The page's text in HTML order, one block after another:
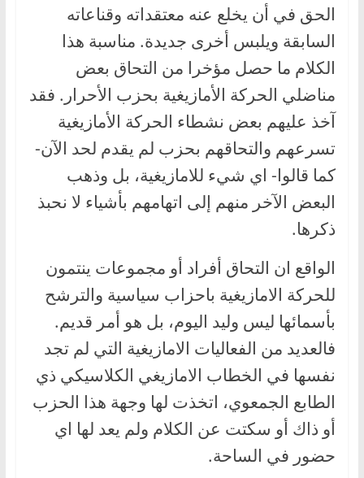
الحق في أن يخلع عنه معتقداته وقناعاته
السابقة ويلبس أخرى جديدة. مناسبة هذا
الكلام ما حصل مؤخرا من التحاق بعض
مناضلي الحركة الأمازيغية بحزب الأحرار. فقد
آخذ عليهم بعض نشطاء الحركة الأمازيغية
تسرعهم والتحاقهم بحزب لم يقدم لحد الآن-
كما قالوا- اي شيء للامازيغية، بل وذهب
البعض الآخر منهم إلى اتهامهم بأشياء لا نحبذ
ذكرها.
الواقع ان التحاق أفراد أو مجموعات ينتمون
للحركة الامازيغية باحزاب سياسية والترشح
بأسمائها ليس وليد اليوم، بل هو أمر قديم.
فالعديد من الفعاليات الامازيغية التي لم تجد
نفسها في الخطاب الامازيغي الكلاسيكي ذي
الطابع الجمعوي، اتخذت لها وجهة هذا الحزب
أو ذاك أو سكتت عن الكلام ولم يعد لها اي
حضور في الساحة.